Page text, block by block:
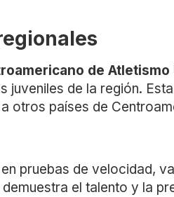
de Atletismo
de la región.
otros países de
pruebas de velocidad,
el talento y la